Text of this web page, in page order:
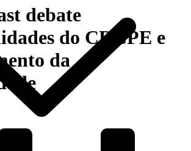
debate
do CRCPE e
da